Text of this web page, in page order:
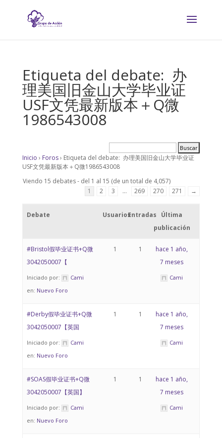
Etiqueta del debate: 办
理美国旧金山大学毕业证
USF文凭最新版本＋Q微
1986543008
Inicio › Foros› Etiqueta del debate: 办理美国旧金山大学毕业证
USF文凭最新版本＋Q微1986543008
Viendo 15 debates - del 1 al 15 (de un total de 4,057)
1
2 3 … 269 270 271 →
Debate UsuariosEntradas
Última
publicación
#Bristol假毕业证书+Q微
3042050007【
Iniciado por:
Cami
en: Nuevo Foro
1 1
hace 1 año,
7 meses
Cami
#Derby假毕业证书+Q微
3042050007【英国
Iniciado por:
Cami
en: Nuevo Foro
1 1
hace 1 año,
7 meses
Cami
#SOAS假毕业证书+Q微
3042050007【英国】
Iniciado por:
Cami
en: Nuevo Foro
1 1
hace 1 año,
7 meses
Cami